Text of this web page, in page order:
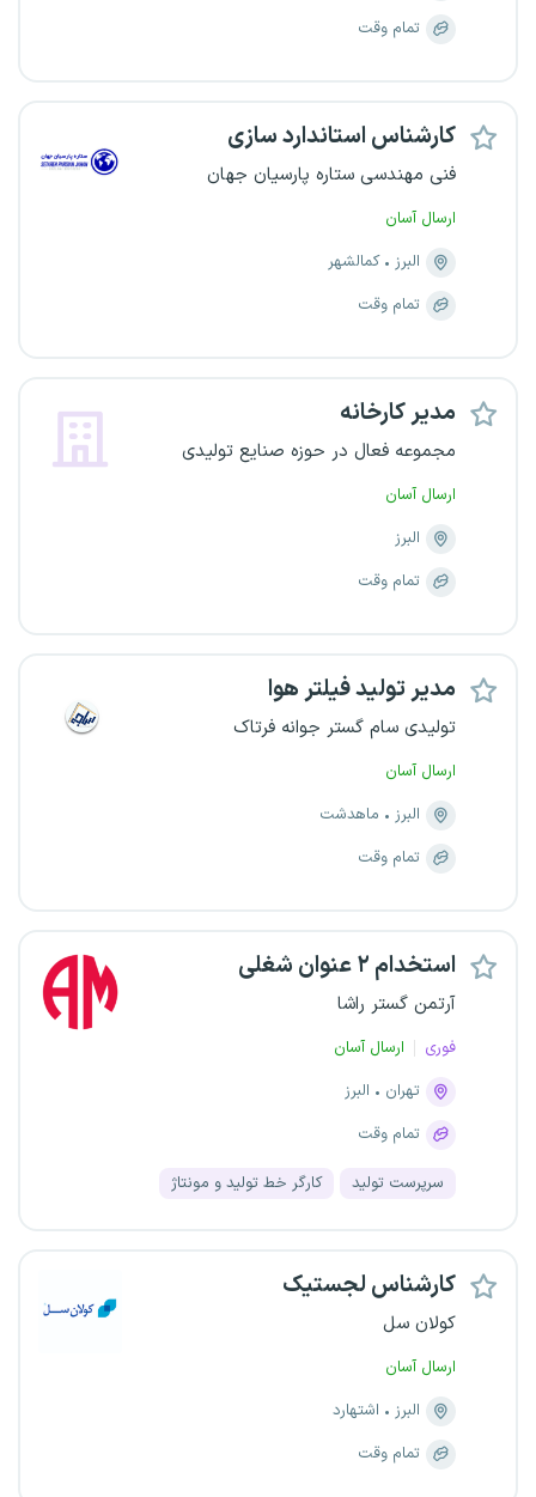
تمام وقت
کارشناس استاندارد سازی
فنی مهندسی ستاره پارسیان جهان
ارسال آسان
البرز
کمالشهر
تمام وقت
مدیر کارخانه
مجموعه فعال در حوزه صنایع تولیدی
ارسال آسان
البرز
تمام وقت
مدیر تولید فیلتر هوا
تولیدی سام گستر جوانه فرتاک
ارسال آسان
البرز
ماهدشت
تمام وقت
استخدام ۲ عنوان شغلی
آرتمن گستر راشا
فوری
ارسال آسان
تهران
البرز
تمام وقت
سرپرست تولید کارگر خط تولید و مونتاژ
کارشناس لجستیک
کولان سل
ارسال آسان
البرز
اشتهارد
تمام وقت